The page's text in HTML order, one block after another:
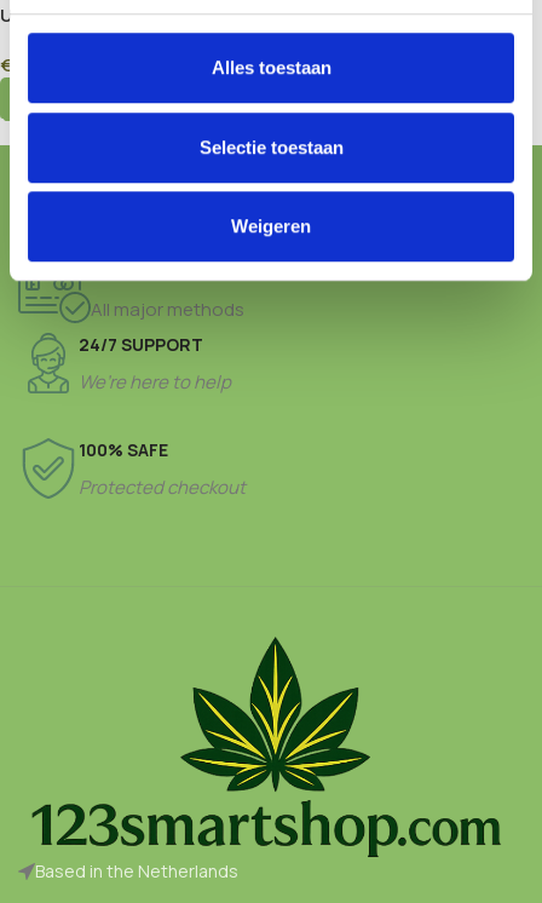
Alles toestaan
Selectie toestaan
Weigeren
Utopia Magic Truffles 15g /
25g
€
Select Options
FREE SHIPPING FROM € 100,-
All major methods
24/7 SUPPORT
We’re here to help
100% SAFE
Protected checkout
Based in the Netherlands